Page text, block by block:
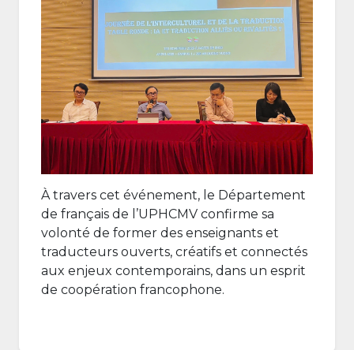
À travers cet événement, le Département
de français de l’UPHCMV confirme sa
volonté de former des enseignants et
traducteurs ouverts, créatifs et connectés
aux enjeux contemporains, dans un esprit
de coopération francophone.